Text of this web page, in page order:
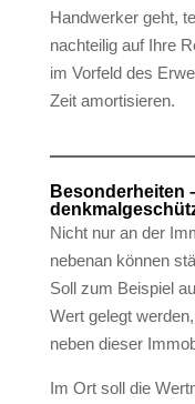
Handwerker geht,
nachteilig auf Ihre
im Vorfeld des
Zeit amortisieren.
Besonderheiten
Nicht nur an der
nebenan können
Soll zum Beispiel
Wert gelegt
neben dieser
Im Ort soll die